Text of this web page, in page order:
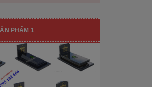
càng được
resort cao
trọng, bề
Không chỉ là
PHẨM 1